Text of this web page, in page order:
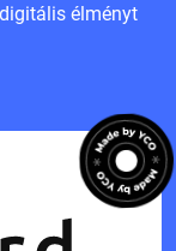
élményt